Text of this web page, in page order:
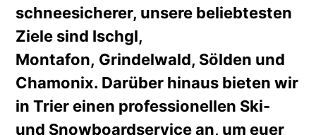
schneesicherer, unsere beliebtesten
Ziele sind Ischgl,
Montafon, Grindelwald, Sölden und
Chamonix. Darüber hinaus bieten wir
in Trier einen professionellen Ski-
und Snowboardservice an, um euer